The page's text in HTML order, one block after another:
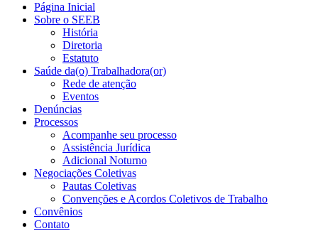
Página Inicial
Sobre o SEEB
História
Diretoria
Estatuto
Saúde da(o) Trabalhadora(or)
Rede de atenção
Eventos
Denúncias
Processos
Acompanhe seu processo
Assistência Jurídica
Adicional Noturno
Negociações Coletivas
Pautas Coletivas
Convenções e Acordos Coletivos de Trabalho
Convênios
Contato